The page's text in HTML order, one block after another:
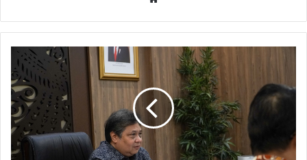
Indonesia
Punya
Potensi
Besar
Jadi
Pusat
Produksi
Produk